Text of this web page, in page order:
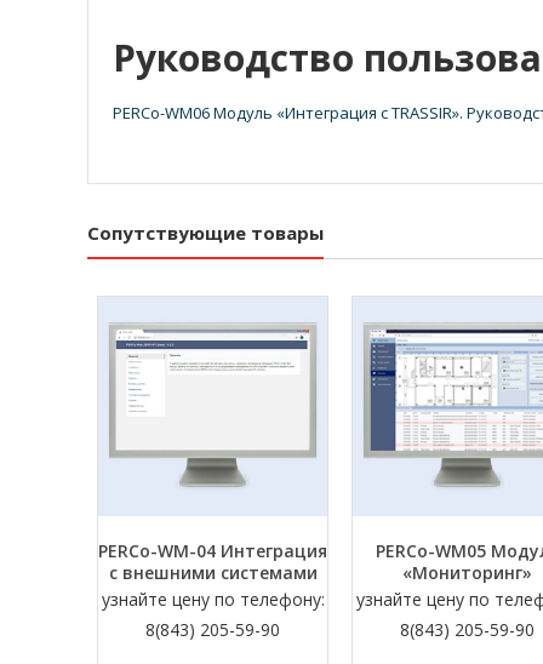
Руководство
PERCo-WM06 Модуль «Интеграция с TRASSIR».
Сопутствующие товары
PERCo-WM-04 Интеграция
с внешними системами
узнайте цену по телефону:
8(843) 205-59-90
PERCo-WM05
«Мониторинг»
узнайте цену по
8(843) 205-59-90